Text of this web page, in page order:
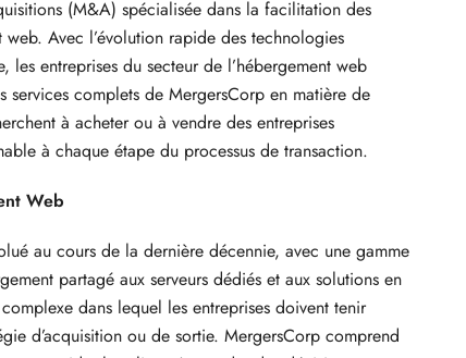
(M&A) spécialisée dans la facilitation des
Avec l’évolution rapide des technologies
entreprises du secteur de l’hébergement web
services complets de MergersCorp en matière de
à acheter ou à vendre des entreprises
à chaque étape du processus de transaction.
Web
au cours de la dernière décennie, avec une gamme
partagé aux serveurs dédiés et aux solutions en
dans lequel les entreprises doivent tenir
d’acquisition ou de sortie. MergersCorp comprend